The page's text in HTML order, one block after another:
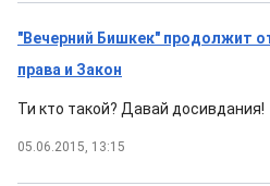
"Вечерний Бишкек" продолжит
права и Закон
Ти кто такой? Давай досивдания!
05.06.2015, 13:15